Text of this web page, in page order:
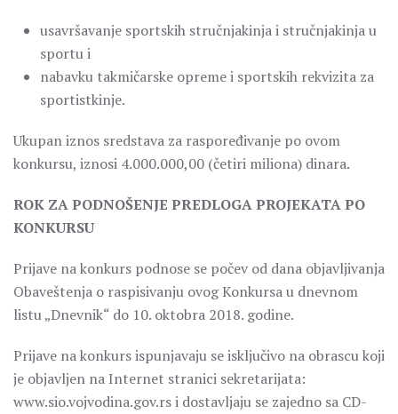
usavršavanje sportskih stručnjakinja i stručnjakinja u
sportu i
nabavku takmičarske opreme i sportskih rekvizita za
sportistkinje.
Ukupan iznos sredstava za raspoređivanje po ovom
konkursu, iznosi 4.000.000,00 (četiri miliona) dinara.
ROK ZA PODNOŠENJE PREDLOGA PROJEKATA PO
KONKURSU
Prijave na konkurs podnose se počev od dana objavljivanja
Obaveštenja o raspisivanju ovog Konkursa u dnevnom
listu „Dnevnik“ do 10. oktobra 2018. godine.
Prijave na konkurs ispunjavaju se isključivo na obrascu koji
je objavljen na Internet stranici sekretarijata:
www.sio.vojvodina.gov.rs i dostavljaju se zajedno sa CD-